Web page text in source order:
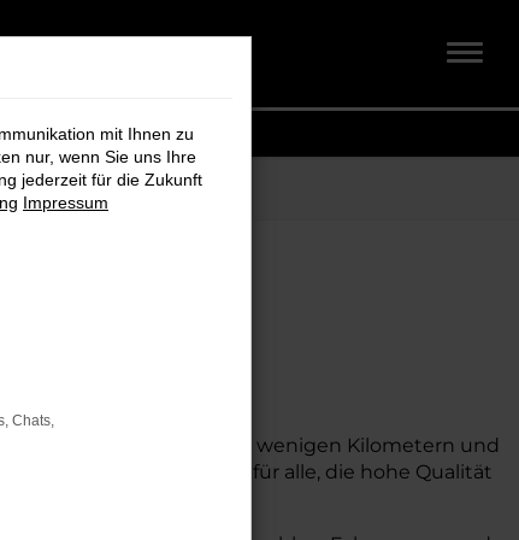
bei
Preis suchen. Mit nur wenigen Kilometern und
Konditionen. Ideal für alle, die hohe Qualität
mit Ihnen zu
nur, wenn Sie uns Ihre
jederzeit für die Zukunft
Impressum
Chats,